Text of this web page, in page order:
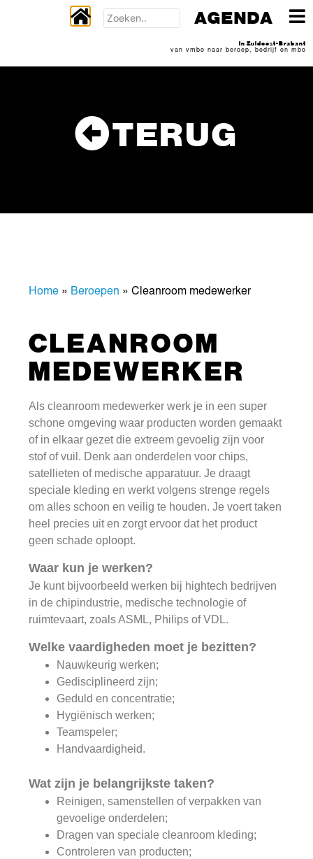
TERUG
Home » Beroepen »Cleanroom medewerker
CLEANROOM
MEDEWERKER
Als cleanroom medewerker werk je in een super
schone omgeving waar producten worden gemaakt
of in elkaar gezet die extreem gevoelig zijn voor
stof of vuil. Denk aan onderdelen voor chips,
satellieten of medische apparatuur. Je draagt
speciale kleding en werkt volgens strenge regels
om alles schoon en veilig te houden. Je voert taken
heel precies uit en zorgt ervoor dat het product
geen schade oploopt.
Waar kun je werken?
Je kunt bijvoorbeeld werken bij hightech bedrijven
in de chipindustrie, medische technologie of
ruimtevaart, zoals ASML, Philips of VDL.
Welke vaardigheden moet je bezitten?
Nauwkeurig werken;
Gedisciplineerd zijn;
Geduld en concentratie;
Hygiënisch werken;
Teamspeler;
Handvaardigheid.
Wat zijn je belangrijkste taken?
Reinigen, samenstellen of verpakken van
gevoelige onderdelen;
Dragen van speciale cleanroom kleding;
Controleren van producten;
AGENDA
In Zuidoost-Brabant
van vmbo naar beroep, bedrijf en mbo